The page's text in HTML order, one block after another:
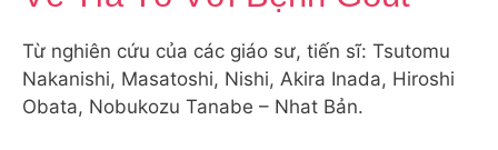
Từ nghiên cứu của các giáo sư, tiến sĩ: Tsutomu
Nakanishi, Masatoshi, Nishi, Akira Inada, Hiroshi
Obata, Nobukozu Tanabe – Nhat Bản.